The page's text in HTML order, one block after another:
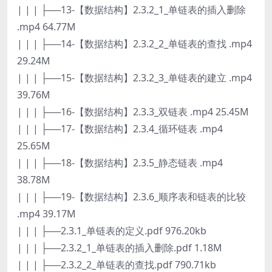
| | | ├──13-【数据结构】2.3.2_1_单链表的插入删除
.mp4 64.77M
| | | ├──14-【数据结构】2.3.2_2_单链表的查找 .mp4
29.24M
| | | ├──15-【数据结构】2.3.2_3_单链表的建立 .mp4
39.76M
| | | ├──16-【数据结构】2.3.3_双链表 .mp4 25.45M
| | | ├──17-【数据结构】2.3.4_循环链表 .mp4
25.65M
| | | ├──18-【数据结构】2.3.5_静态链表 .mp4
38.78M
| | | ├──19-【数据结构】2.3.6_顺序表和链表的比较
.mp4 39.17M
| | | ├──2.3.1_单链表的定义.pdf 976.20kb
| | | ├──2.3.2_1_单链表的插入删除.pdf 1.18M
| | | ├──2.3.2_2_单链表的查找.pdf 790.71kb